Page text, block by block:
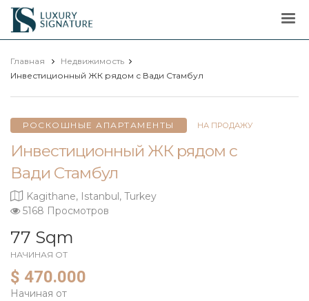
Luxury
Signature
Главная
Недвижимость
Инвестиционный ЖК рядом с Вади Стамбул
РОСКОШНЫЕ АПАРТАМЕНТЫ НА ПРОДАЖУ
Инвестиционный ЖК рядом с
Вади Стамбул
Kagithane, Istanbul, Turkey
5168 Просмотров
77 Sqm
НАЧИНАЯ ОТ
$ 470.000
Начиная от